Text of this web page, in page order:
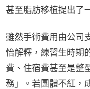
甚至脂肪移植提出了
雖然手術費用由公司
怡解釋，練習生時期
費、住宿費甚至是整
務」。若團體不紅，